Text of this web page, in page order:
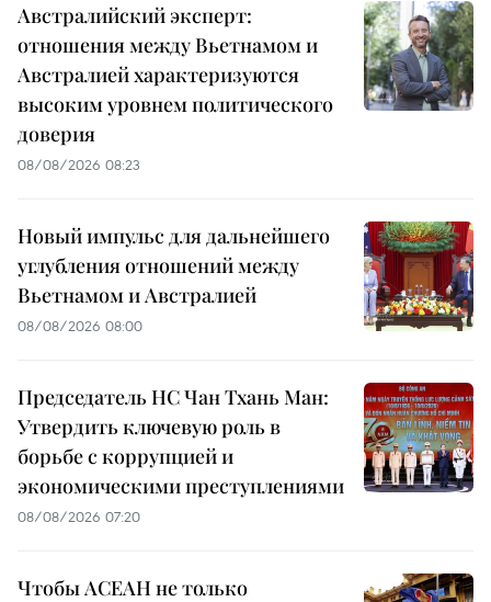
Австралийский эксперт:
отношения между Вьетнамом и
Австралией характеризуются
высоким уровнем политического
доверия
08/08/2026 08:23
Новый импульс для дальнейшего
углубления отношений между
Вьетнамом и Австралией
08/08/2026 08:00
Председатель НС Чан Тхань Ман:
Утвердить ключевую роль в
борьбе с коррупцией и
экономическими преступлениями
08/08/2026 07:20
Чтобы АСЕАН не только